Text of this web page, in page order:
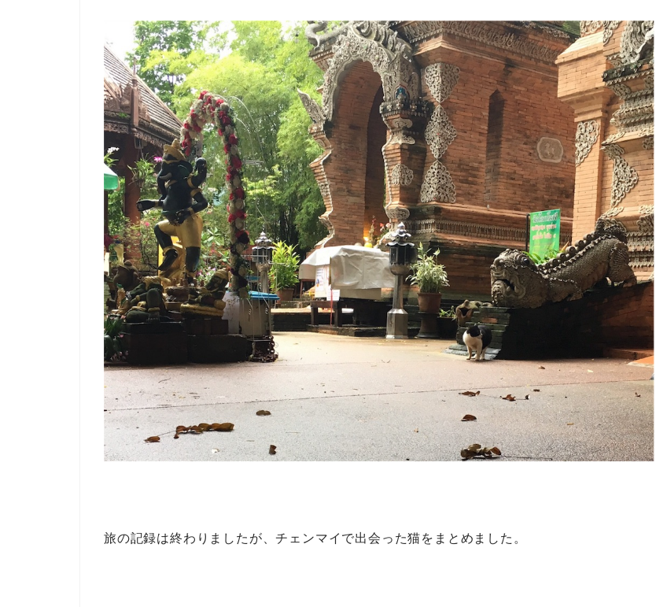
旅の記録は終わりましたが、チェンマイで出会った猫をまとめました。